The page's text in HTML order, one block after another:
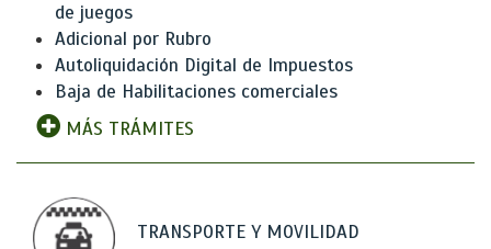
de juegos
Adicional por Rubro
Autoliquidación Digital de Impuestos
Baja de Habilitaciones comerciales
MÁS TRÁMITES
TRANSPORTE Y MOVILIDAD